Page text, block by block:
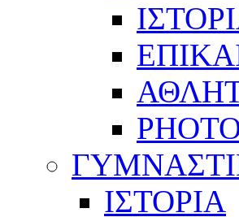
ΙΣΤΟΡΙΑ